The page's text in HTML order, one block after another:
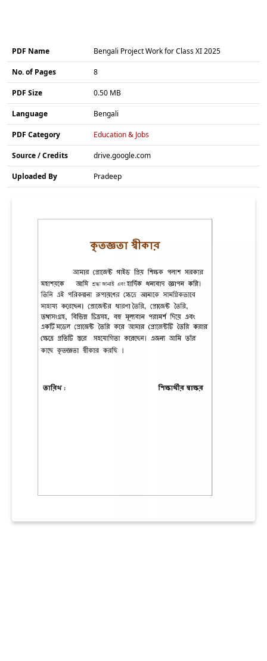
PDF Name Bengali Project Work for Class XI 2025
No. of Pages 8
PDF Size 0.50 MB
Language Bengali
PDF Category Education & Jobs
Source / Credits drive.google.com
Uploaded By Pradeep